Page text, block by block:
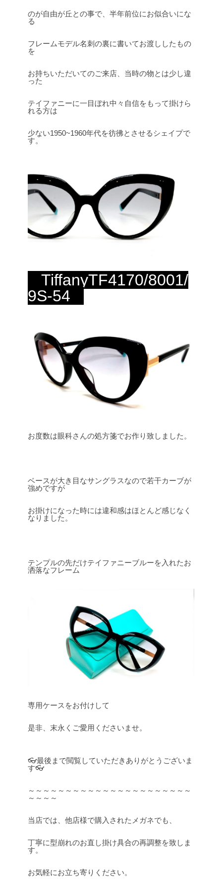
のが自由が丘との事で、半年前位にお似合いにな
る
フレームモデル名刺の裏に書いてお渡ししたもの
を
お持ちいただいてのご来店、当時の物とは少し違
った
テイファニーに一目ぼれ中々自信をもって掛けら
れる方は
少ない1950~1960年代を彷彿とさせるシェイプで
す。
TiffanyTF4170/8001/
9S-54
お度数は眼科さんの処方箋でお作り致しました。
ベースが大き目なサングラスなので若干カーブが
強めですが
お掛けになった時には違和感はほとんど感じなく
なりました。
テンプルの先だけテイファニーブルーを入れたお
洒落なフレーム
専用ケースをお付けして
是非、末永くご愛用くださいませ。
👓最後まで閲覧していただきありがとうございま
す👓
～～～～～～～～～～～～～～～～～～～～～～
～～～～
当店では、他店様で購入されたメガネでも、
丁寧に型崩れのお直し掛け具合の再調整を致しま
す。
お気軽にお立ち寄りください。